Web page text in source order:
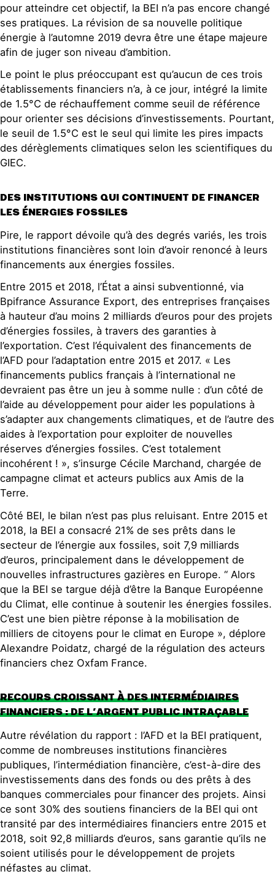
pour atteindre cet objectif, la BEI n’a pas encore changé
ses pratiques. La révision de sa nouvelle politique
énergie à l’automne 2019 devra être une étape majeure
afin de juger son niveau d’ambition.
Le point le plus préoccupant est qu’aucun de ces trois
établissements financiers n’a, à ce jour, intégré la limite
de 1.5°C de réchauffement comme seuil de référence
pour orienter ses décisions d’investissements. Pourtant,
le seuil de 1.5°C est le seul qui limite les pires impacts
des dérèglements climatiques selon les scientifiques du
GIEC.
DES INSTITUTIONS QUI CONTINUENT DE FINANCER
LES ÉNERGIES FOSSILES
Pire, le rapport dévoile qu’à des degrés variés, les trois
institutions financières sont loin d’avoir renoncé à leurs
financements aux énergies fossiles.
Entre 2015 et 2018, l’État a ainsi subventionné, via
Bpifrance Assurance Export, des entreprises françaises
à hauteur d’au moins 2 milliards d’euros pour des projets
d’énergies fossiles, à travers des garanties à
l’exportation. C’est l’équivalent des financements de
l’AFD pour l’adaptation entre 2015 et 2017. « Les
financements publics français à l’international ne
devraient pas être un jeu à somme nulle : d’un côté de
l’aide au développement pour aider les populations à
s’adapter aux changements climatiques, et de l’autre des
aides à l’exportation pour exploiter de nouvelles
réserves d’énergies fossiles. C’est totalement
incohérent ! », s’insurge Cécile Marchand, chargée de
campagne climat et acteurs publics aux Amis de la
Terre.
Côté BEI, le bilan n’est pas plus reluisant. Entre 2015 et
2018, la BEI a consacré 21% de ses prêts dans le
secteur de l’énergie aux fossiles, soit 7,9 milliards
d’euros, principalement dans le développement de
nouvelles infrastructures gazières en Europe. “ Alors
que la BEI se targue déjà d’être la Banque Européenne
du Climat, elle continue à soutenir les énergies fossiles.
C’est une bien piètre réponse à la mobilisation de
milliers de citoyens pour le climat en Europe », déplore
Alexandre Poidatz, chargé de la régulation des acteurs
financiers chez Oxfam France.
RECOURS CROISSANT À DES INTERMÉDIAIRES
FINANCIERS : DE L’ARGENT PUBLIC INTRAÇABLE
Autre révélation du rapport : l’AFD et la BEI pratiquent,
comme de nombreuses institutions financières
publiques, l’intermédiation financière, c’est-à-dire des
investissements dans des fonds ou des prêts à des
banques commerciales pour financer des projets. Ainsi
ce sont 30% des soutiens financiers de la BEI qui ont
transité par des intermédiaires financiers entre 2015 et
2018, soit 92,8 milliards d’euros, sans garantie qu’ils ne
soient utilisés pour le développement de projets
néfastes au climat.